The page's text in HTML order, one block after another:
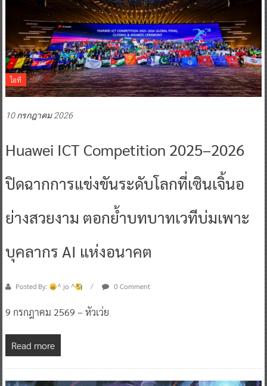
ไอที
10 กรกฎาคม 2026
Huawei ICT Competition 2025–2026
ปิดฉากการแข่งขันระดับโลกที่เซินเจิ้นอ
ย่างสวยงาม ตอกย้ำบทบาทเวทีบ่มเพาะ
บุคลากร AI แห่งอนาคต
Posted By: ^ jo ^ 0 Comment
9 กรกฎาคม 2569 – หัวเว่ย
Read more